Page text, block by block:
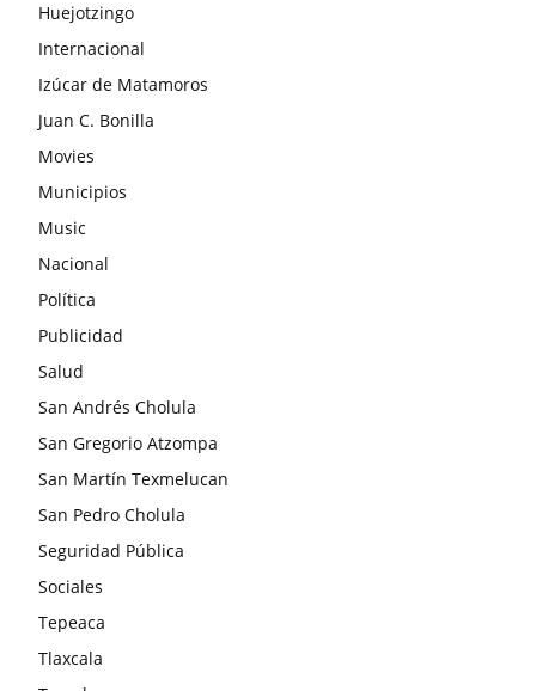
Huejotzingo
Internacional
Izúcar de Matamoros
Juan C. Bonilla
Movies
Municipios
Music
Nacional
Política
Publicidad
Salud
San Andrés Cholula
San Gregorio Atzompa
San Martín Texmelucan
San Pedro Cholula
Seguridad Pública
Sociales
Tepeaca
Tlaxcala